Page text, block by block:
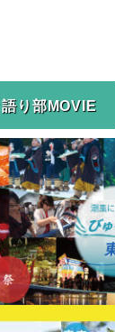
語り部MOVIE